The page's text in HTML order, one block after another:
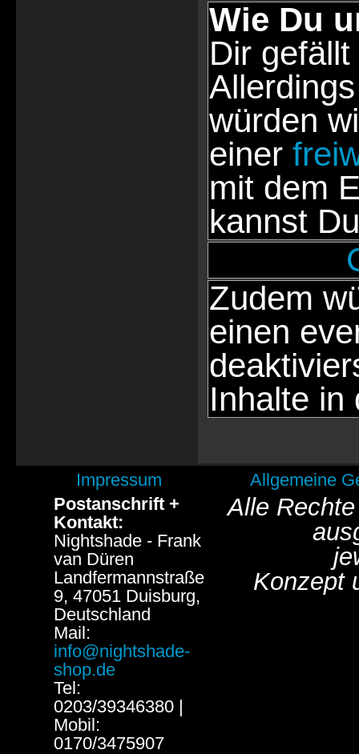
Wie Du
Dir
würden
einer
mit dem
kannst
Zudem
einen
Inhalte in
Impressum
Allgemeine
Postanschrift +
Kontakt:
Nightshade - Frank
van Düren
Landfermannstraße
9, 47051 Duisburg,
Deutschland
Mail:
info@nightshade-
shop.de
Tel:
0203/39346380 |
Mobil:
0170/3475907
Alle
Konzept